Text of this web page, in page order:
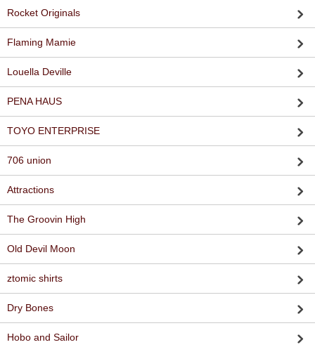
Rocket Originals
Flaming Mamie
Louella Deville
PENA HAUS
TOYO ENTERPRISE
706 union
Attractions
The Groovin High
Old Devil Moon
ztomic shirts
Dry Bones
Hobo and Sailor